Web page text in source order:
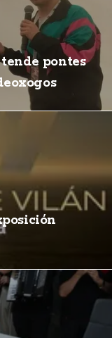
pontes